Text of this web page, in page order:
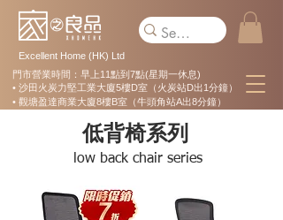
Excellent Home (HK) Ltd
門市營業時間：早上11點到7點(星期一休息)
• 沙田火炭力堅工業大廈5樓D室（火炭站D出1分鐘）
• 觀塘盈達商業大廈8樓B室（牛頭角站A出8分鐘）
低背椅系列
low back chair series